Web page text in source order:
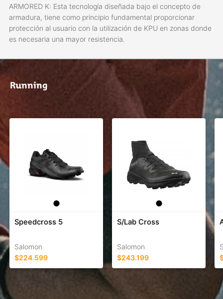
ARMORED K: Esta tecnología diseñada bajo el concepto de
armadura, tiene como principio fundamental proporcionar
protección al usuario con la utilización de KPU en zonas donde
es necesaria una mayor resistencia.
Running
Speedcross 5
Salomon
$224.599
S/Lab Cross
Salomon
$243.199